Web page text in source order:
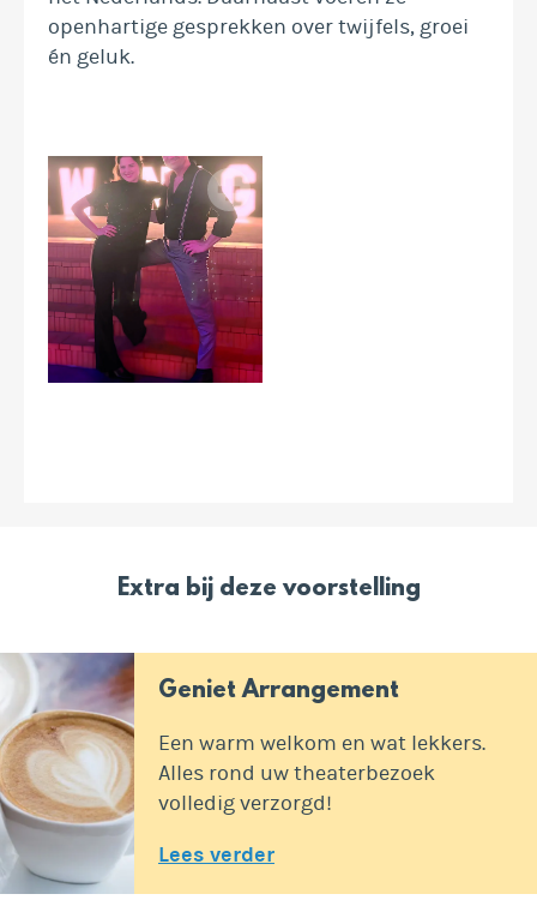
openhartige gesprekken over twijfels, groei
én geluk.
Extra bij deze voorstelling
Geniet Arrangement
Een warm welkom en wat lekkers.
Alles rond uw theaterbezoek
volledig verzorgd!
Lees verder